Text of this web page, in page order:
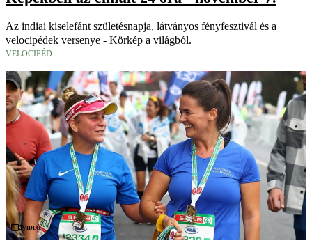
Az indiai kiselefánt születésnapja, látványos fényfesztivál és a
velocipédek versenye - Körkép a világból.
VELOCIPÉD
Videó